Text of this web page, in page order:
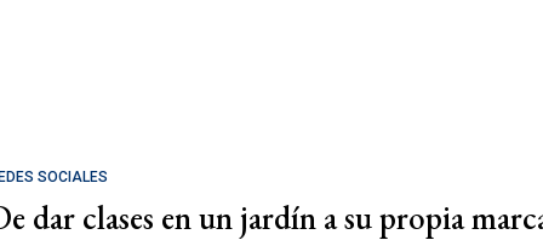
SOCIALES
dar clases en un jardín a su propia